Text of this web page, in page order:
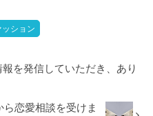
ッション
を発信していただき、あり
ら恋愛相談を受けま